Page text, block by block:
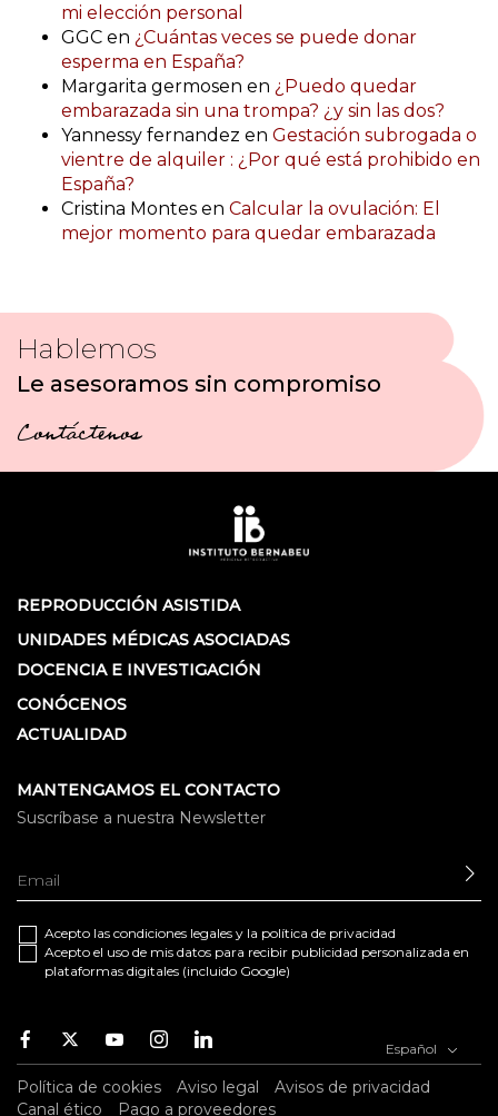
mi elección personal
GGC en ¿Cuántas veces se puede donar
esperma en España?
Margarita germosen en ¿Puedo quedar
embarazada sin una trompa? ¿y sin las dos?
Yannessy fernandez en Gestación subrogada o
vientre de alquiler : ¿Por qué está prohibido en
España?
Cristina Montes en Calcular la ovulación: El
mejor momento para quedar embarazada
Hablemos
Le asesoramos sin compromiso
Contáctenos
REPRODUCCIÓN ASISTIDA
UNIDADES MÉDICAS ASOCIADAS
DOCENCIA E INVESTIGACIÓN
CONÓCENOS
ACTUALIDAD
MANTENGAMOS EL CONTACTO
Suscríbase a nuestra Newsletter
Acepto las condiciones legales y la política de privacidad
Acepto el uso de mis datos para recibir publicidad personalizada en
plataformas digitales (incluido Google)
Facebook
TwitterYoutubeInstagramYoutube Español
Política de cookies Aviso legal
Avisos de privacidad
Canal ético
Pago a proveedores